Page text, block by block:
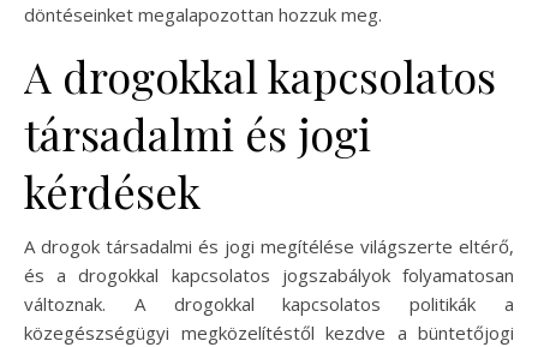
döntéseinket megalapozottan hozzuk meg.
A drogokkal kapcsolatos
társadalmi és jogi
kérdések
A drogok társadalmi és jogi megítélése világszerte eltérő,
és a drogokkal kapcsolatos jogszabályok folyamatosan
változnak. A drogokkal kapcsolatos politikák a
közegészségügyi megközelítéstől kezdve a büntetőjogi